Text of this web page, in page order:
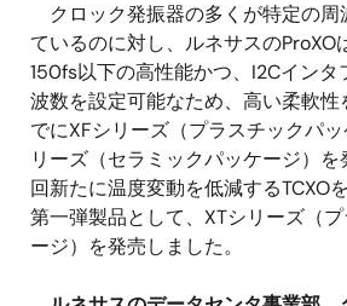
クロック発振器の多くが特定の周
ているのに対し、ルネサスのProXO
150fs以下の高性能かつ、I2Cインタ
波数を設定可能なため、高い柔軟性
でにXFシリーズ（プラスチックパ
リーズ（セラミックパッケージ）
回新たに温度変動を低減するTCXO
第一弾製品として、XTシリーズ（
ージ）を発売しました。